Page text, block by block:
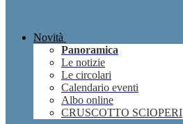
Novità
Panoramica
Le notizie
Le circolari
Calendario eventi
Albo online
CRUSCOTTO SCIOPERI